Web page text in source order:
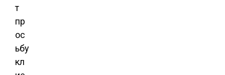
т
пр
ос
ьбу
кл